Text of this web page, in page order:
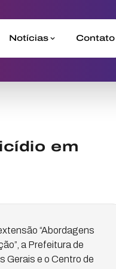
Notícias Contato
em
“Abordagens
a Prefeitura de
Gerais e o Centro de